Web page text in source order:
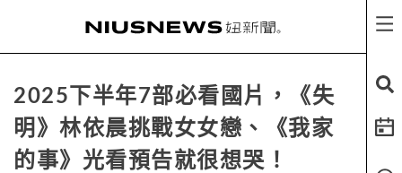
2025下半年7部必看國片，《失
明》林依晨挑戰女女戀、《我家
的事》光看預告就很想哭！